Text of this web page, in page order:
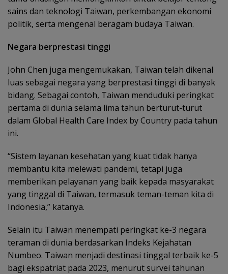
sains dan teknologi Taiwan, perkembangan ekonomi
politik, serta mengenal beragam budaya Taiwan.
Negara berprestasi tinggi
John Chen juga mengemukakan, Taiwan telah dikenal
luas sebagai negara yang berprestasi tinggi di banyak
bidang. Sebagai contoh, Taiwan menduduki peringkat
pertama di dunia selama lima tahun berturut-turut
dalam Global Health Care Index by Country pada tahun
ini.
“Sistem layanan kesehatan yang kuat tidak hanya
membantu kita melewati pandemi, tetapi juga
memberikan pelayanan yang baik kepada masyarakat
yang tinggal di Taiwan, termasuk teman-teman kita di
Indonesia,” katanya.
Selain itu Taiwan menempati peringkat ke-3 negara
teraman di dunia berdasarkan Indeks Kejahatan
Numbeo. Taiwan menjadi destinasi tinggal terbaik ke-5
bagi ekspatriat pada 2023, menurut survei tahunan